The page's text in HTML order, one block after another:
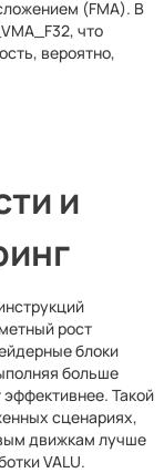
(FMA). В
что
вероятно,
и
рост
блоки
больше
Такой
сценариях,
движкам лучше
VALU.